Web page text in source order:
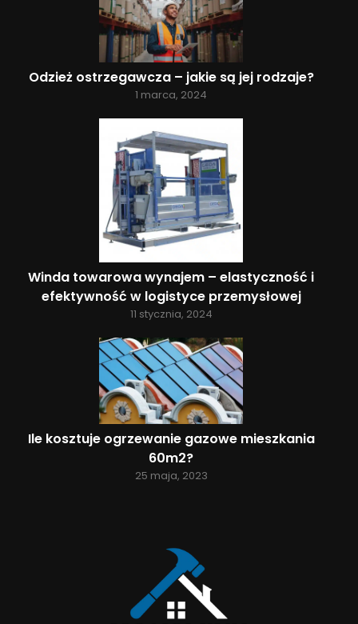
Odzież ostrzegawcza – jakie są jej rodzaje?
1 marca, 2024
Winda towarowa wynajem – elastyczność i
efektywność w logistyce przemysłowej
11 stycznia, 2024
Ile kosztuje ogrzewanie gazowe mieszkania
60m2?
25 maja, 2023